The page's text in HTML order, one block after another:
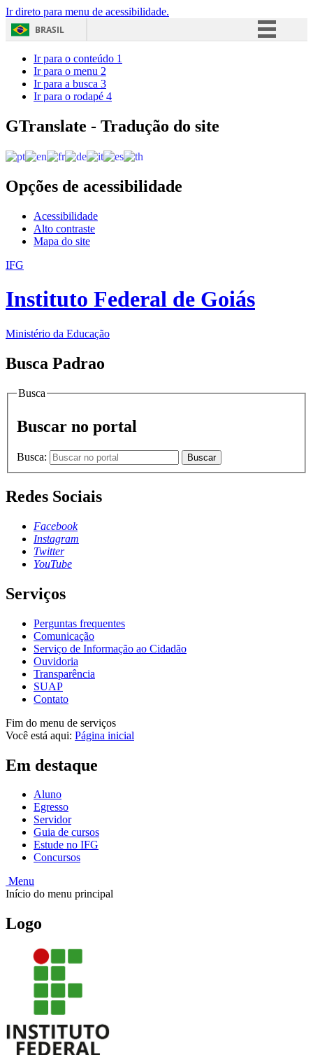
Ir direto para menu de acessibilidade.
BRASIL
Acesso à informação
Ir para o conteúdo 1
Ir para o menu 2
Ir para a busca 3
Ir para o rodapé 4
GTranslate - Tradução do site
Opções de acessibilidade
Acessibilidade
Alto contraste
Mapa do site
IFG
Instituto Federal de Goiás
Ministério da Educação
Busca Padrao
Busca
Buscar no portal
Busca: Buscar
Redes Sociais
Facebook
Instagram
Twitter
YouTube
Serviços
Perguntas frequentes
Comunicação
Serviço de Informação ao Cidadão
Ouvidoria
Transparência
SUAP
Contato
Fim do menu de serviços
Você está aqui: Página inicial
Em destaque
Aluno
Egresso
Servidor
Guia de cursos
Estude no IFG
Concursos
Menu
Início do menu principal
Logo